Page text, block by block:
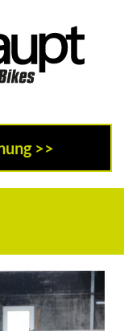
>>